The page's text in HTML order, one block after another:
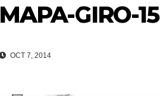
MAPA-GIRO-15
OCT 7, 2014